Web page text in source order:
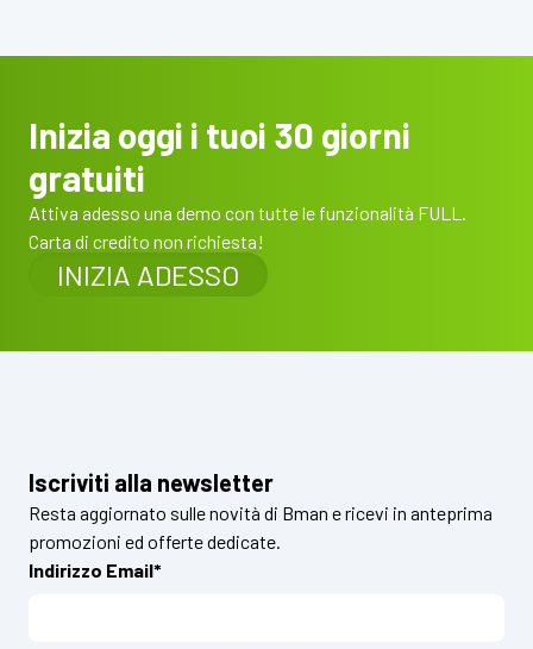
Inizia oggi i tuoi 30 giorni
gratuiti
Attiva adesso una demo con tutte le funzionalità FULL.
Carta di credito non richiesta!
INIZIA ADESSO
Iscriviti alla newsletter
Resta aggiornato sulle novità di Bman e ricevi in anteprima
promozioni ed offerte dedicate.
Indirizzo Email*